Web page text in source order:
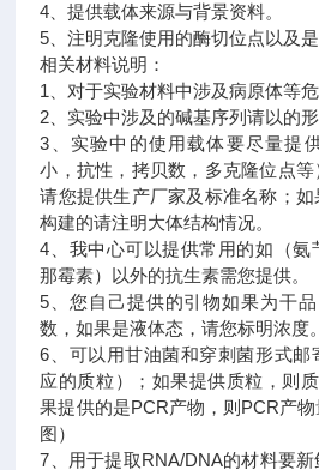
4、提供载体来源与背景资料。
5、注明克隆使用的酶切位点以及
相关材料说明：
1、对于实验材料中涉及病原体等危
2、实验中涉及的碱基序列请以的形
3、实验中的使用载体要尽量提
小，抗性，拷贝数，多克隆位点等
请您提供生产厂家及标准名称；
构建的请注明大体结构情况。
4、我中心可以提供常用的如（氨
那霉素）以外的抗生素需您提供。
5、您自己提供的引物如果为干
数，如果是液体态，请您标明浓度。
6、可以用甘油菌和穿刺菌形式邮
应的质粒）；如果提供质粒，则
果提供的是PCR产物，则PCR产
图）
7、用于提取RNA/DNA的材料要